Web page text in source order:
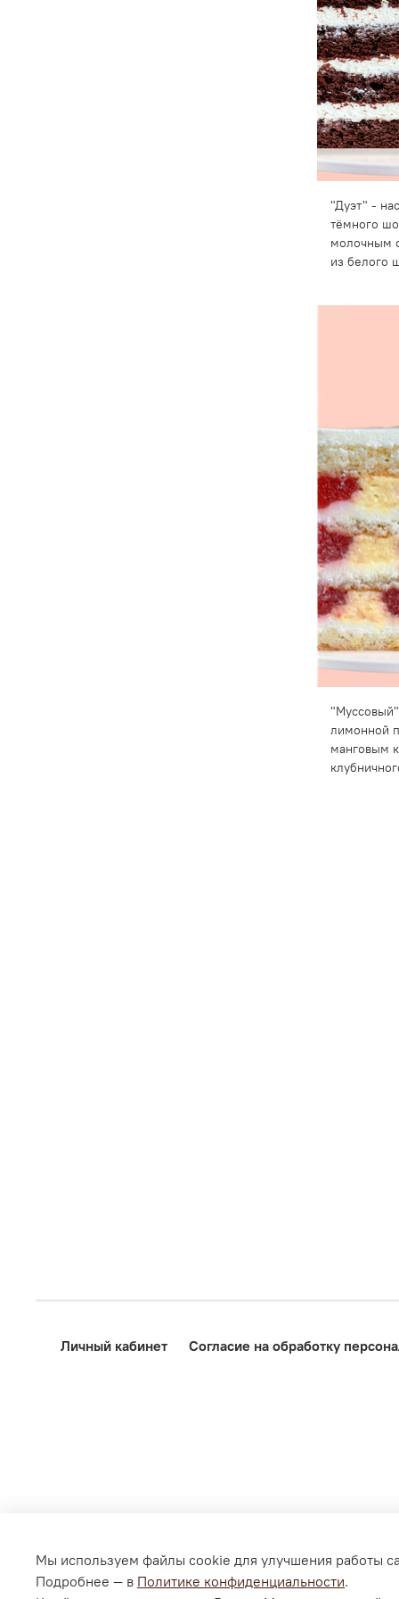
"Дуэт" -
тёмного
молочным
из белого
лимонной
манговым
Личный кабинет Согласие на обработку
Мы используем файлы cookie для улучшения работы
Подробнее — в Политике конфиденциальности.